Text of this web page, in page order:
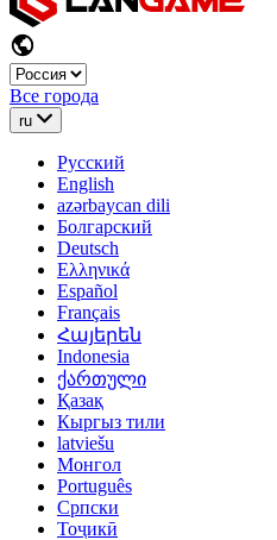
Все города
ru
Русский
English
azərbaycan dili
Болгарский
Deutsch
Ελληνικά
Español
Français
Հայերեն
Indonesia
ქართული
Қазақ
Кыргыз тили
latviešu
Монгол
Português
Српски
Тоҷикӣ